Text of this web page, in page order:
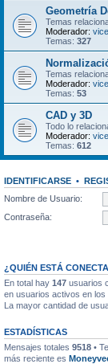
Geometría
Temas
Moderador:
Temas: 327
Temas
Moderador:
Temas: 53
CAD y 3D
Todo lo
Moderador:
Temas: 612
IDENTIFICARSE •
Nombre de Usuario:
Contraseña:
¿QUIÉN ESTÁ
En total hay 147 usuarios
en usuarios activos en los
La mayor cantidad de
ESTADÍSTICAS
Mensajes totales 9518 •
más reciente es